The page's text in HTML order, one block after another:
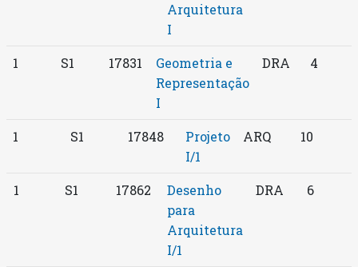
Arquitetura
I
1 S1 17831
Geometria e
Representação
I
DRA 4
1 S1 17848
Projeto
I/1
ARQ 10
1 S1 17862
Desenho
para
Arquitetura
I/1
DRA 6